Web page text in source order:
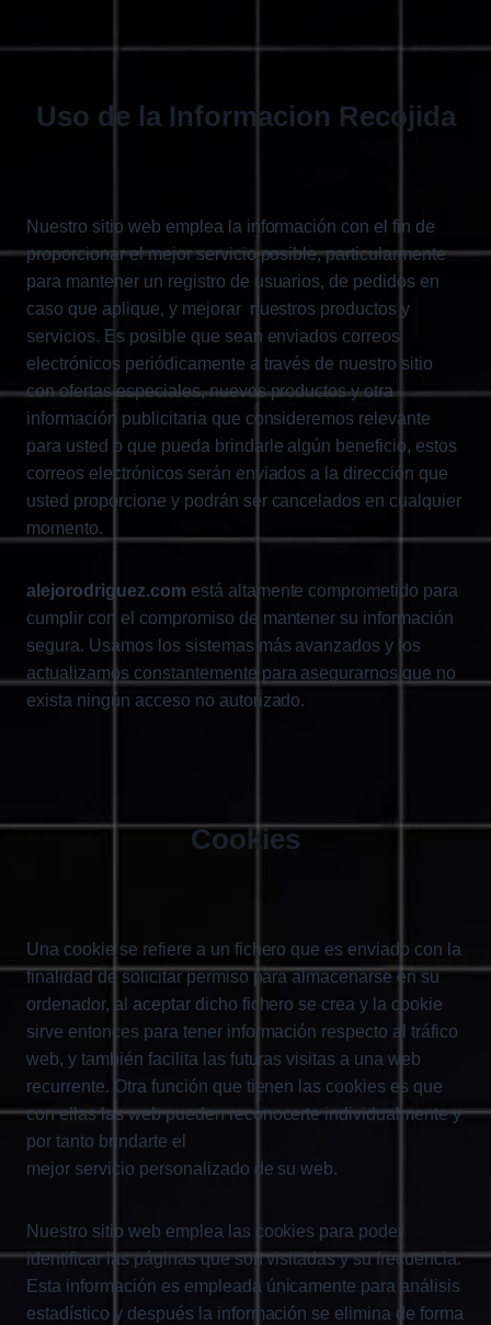
Uso de la Informacion Recojida
Nuestro sitio web emplea la información con el fin de
proporcionar el mejor servicio posible, particularmente
para mantener un registro de usuarios, de pedidos en
caso que aplique, y mejorar nuestros productos y
servicios. Es posible que sean enviados correos
electrónicos periódicamente a través de nuestro sitio
con ofertas especiales, nuevos productos y otra
información publicitaria que consideremos relevante
para usted o que pueda brindarle algún beneficio, estos
correos electrónicos serán enviados a la dirección que
usted proporcione y podrán ser cancelados en cualquier
momento.
alejorodriguez.com está altamente comprometido para
cumplir con el compromiso de mantener su información
segura. Usamos los sistemas más avanzados y los
actualizamos constantemente para asegurarnos que no
exista ningún acceso no autorizado.
Cookies
Una cookie se refiere a un fichero que es enviado con la
finalidad de solicitar permiso para almacenarse en su
ordenador, al aceptar dicho fichero se crea y la cookie
sirve entonces para tener información respecto al tráfico
web, y también facilita las futuras visitas a una web
recurrente. Otra función que tienen las cookies es que
con ellas las web pueden reconocerte individualmente y
por tanto brindarte el
mejor servicio personalizado de su web.
Nuestro sitio web emplea las cookies para poder
identificar las páginas que son visitadas y su frecuencia.
Esta información es empleada únicamente para análisis
estadístico y después la información se elimina de forma